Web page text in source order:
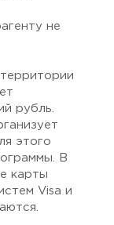
не
территории
рубль.
этого
В
карты
Visa и